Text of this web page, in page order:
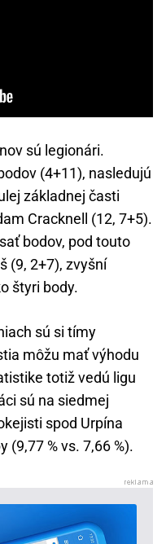
sú legionári.
(4+11), nasledujú
základnej časti
Cracknell (12, 7+5).
bodov, pod touto
(9, 2+7), zvyšní
štyri body.
sú si tímy
môžu mať výhodu
totiž vedú ligu
sú na siedmej
spod Urpína
% vs. 7,66 %).